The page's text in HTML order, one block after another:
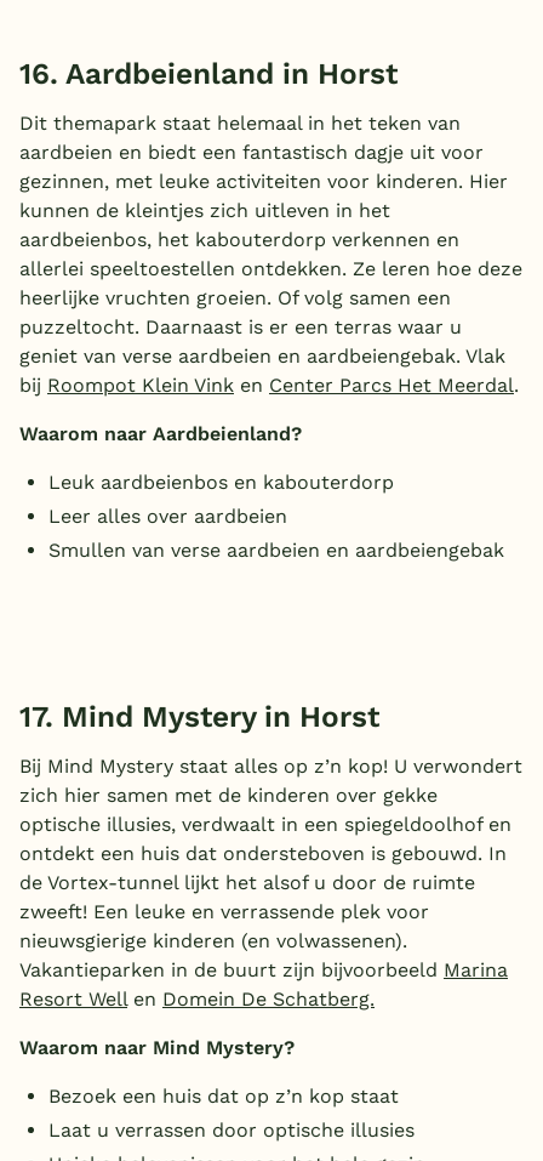
16. Aardbeienland in Horst
Dit themapark staat helemaal in het teken van
aardbeien en biedt een fantastisch dagje uit voor
gezinnen, met leuke activiteiten voor kinderen. Hier
kunnen de kleintjes zich uitleven in het
aardbeienbos, het kabouterdorp verkennen en
allerlei speeltoestellen ontdekken. Ze leren hoe deze
heerlijke vruchten groeien. Of volg samen een
puzzeltocht. Daarnaast is er een terras waar u
geniet van verse aardbeien en aardbeiengebak. Vlak
bij Roompot Klein Vink en Center Parcs Het Meerdal.
Waarom naar Aardbeienland?
Leuk aardbeienbos en kabouterdorp
Leer alles over aardbeien
Smullen van verse aardbeien en aardbeiengebak
17. Mind Mystery in Horst
Bij Mind Mystery staat alles op z’n kop! U verwondert
zich hier samen met de kinderen over gekke
optische illusies, verdwaalt in een spiegeldoolhof en
ontdekt een huis dat ondersteboven is gebouwd. In
de Vortex-tunnel lijkt het alsof u door de ruimte
zweeft! Een leuke en verrassende plek voor
nieuwsgierige kinderen (en volwassenen).
Vakantieparken in de buurt zijn bijvoorbeeld Marina
Resort Wellen Domein De Schatberg.
Waarom naar Mind Mystery?
Bezoek een huis dat op z’n kop staat
Laat u verrassen door optische illusies